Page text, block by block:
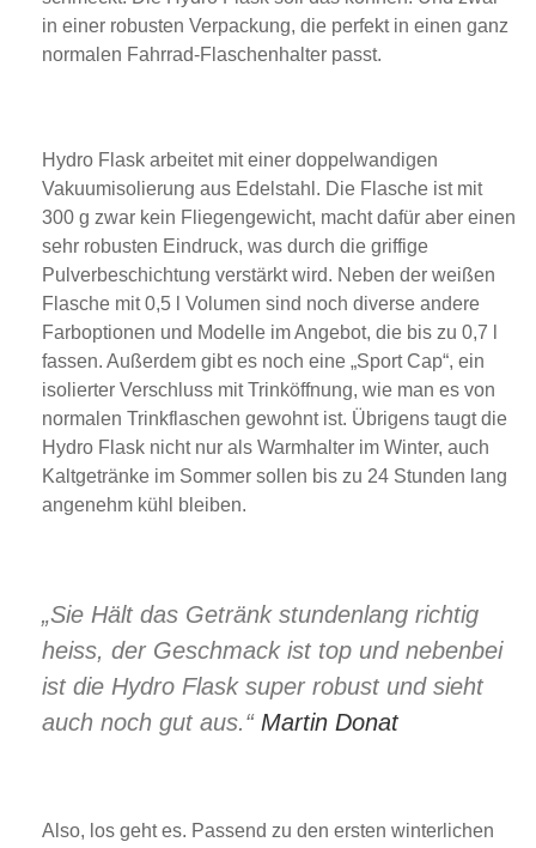
in einer robusten Verpackung, die perfekt in einen ganz
normalen Fahrrad-Flaschenhalter passt.
Hydro Flask arbeitet mit einer doppelwandigen
Vakuumisolierung aus Edelstahl. Die Flasche ist mit
300 g zwar kein Fliegengewicht, macht dafür aber einen
sehr robusten Eindruck, was durch die griffige
Pulverbeschichtung verstärkt wird. Neben der weißen
Flasche mit 0,5 l Volumen sind noch diverse andere
Farboptionen und Modelle im Angebot, die bis zu 0,7 l
fassen. Außerdem gibt es noch eine „Sport Cap“, ein
isolierter Verschluss mit Trinköffnung, wie man es von
normalen Trinkflaschen gewohnt ist. Übrigens taugt die
Hydro Flask nicht nur als Warmhalter im Winter, auch
Kaltgetränke im Sommer sollen bis zu 24 Stunden lang
angenehm kühl bleiben.
„Sie Hält das Getränk stundenlang richtig
heiss, der Geschmack ist top und nebenbei
ist die Hydro Flask super robust und sieht
auch noch gut aus.“ Martin Donat
Also, los geht es. Passend zu den ersten winterlichen